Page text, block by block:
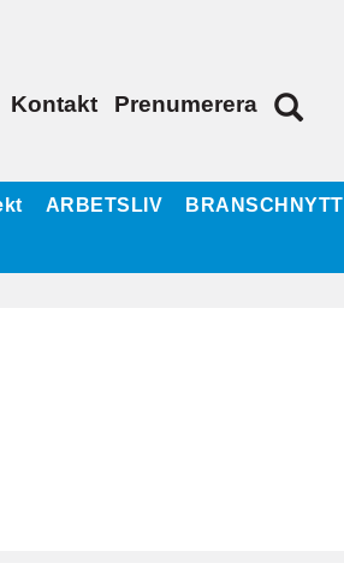
Kontakt Prenumerera
ARBETSLIV BRANSCHNYTT